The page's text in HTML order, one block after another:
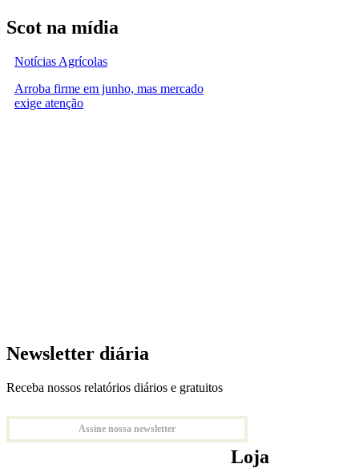
Scot na mídia
Notícias Agrícolas
Arroba firme em junho, mas mercado
exige atenção
Newsletter diária
Receba nossos relatórios diários e gratuitos
Assine nossa newsletter
Loja